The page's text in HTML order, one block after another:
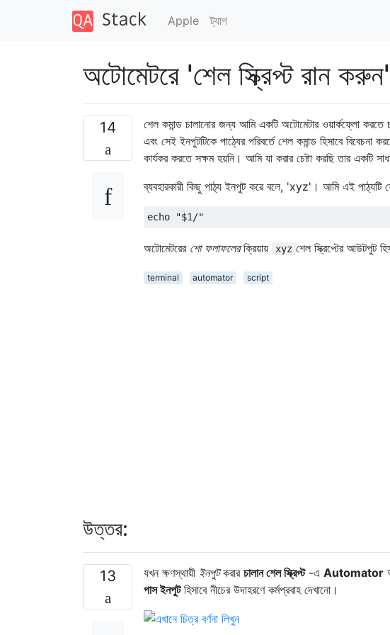
Apple ট্যাগ
অটোমেটরে 'শেল স্ক্রিপ্ট রান
14
শেল কমান্ড চালানোর জন্য আমি একটি অটোমেটার ওয়ার্কফ্লো
এবং সেই ইনপুটটিকে পাঠ্যের পরিবর্তে শেল কমান্ড হিসাবে বিবেচনা
কার্যকর করতে সক্ষম হয়নি। আমি যা করার চেষ্টা করছি তার একটি
ব্যবহারকারী কিছু পাঠ্য ইনপুট করে বলে, 'xyz'। আমি এই পাঠ্যটি
echo "$1/"
অটোমেটরের শো ফলাফলেরক্রিয়ায় xyz শেল স্ক্রিপ্টের আউটপুট
terminal automator script
উত্তর:
13 যখন ক্ষণস্থায়ী ইনপুটকরার চালান শেল স্ক্রিপ্ট-এ Automator
পাস ইনপুটহিসাবে নীচের উদাহরণে কর্মপ্রবাহ দেখানো।